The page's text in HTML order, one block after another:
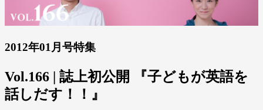
2012年01月号特集
Vol.166 | 誌上初公開 『子どもが英語を
話しだす！！』